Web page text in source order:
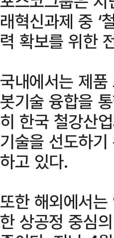
래혁신과제 중 ‘
력 확보를 위한
국내에서는 제
봇기술 융합을
히 한국 철강산
기술을 선도하
하고 있다.
또한 해외에서
한 상공정 중심